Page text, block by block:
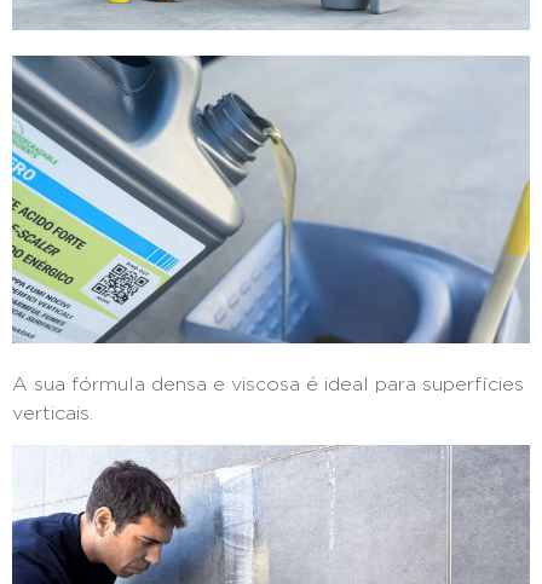
A sua fórmula densa e viscosa é ideal para superfícies
verticais.